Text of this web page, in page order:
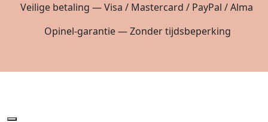
Veilige betaling — Visa / Mastercard / PayPal / Alma
Opinel-garantie — Zonder tijdsbeperking